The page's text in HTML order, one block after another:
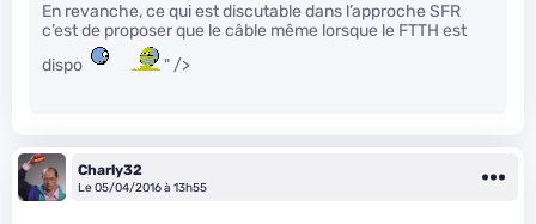
En revanche, ce qui est discutable dans l’approche SFR
c’est de proposer que le câble même lorsque le FTTH est
dispo
" />
Charly32
Le 05/04/2016 à 13h55